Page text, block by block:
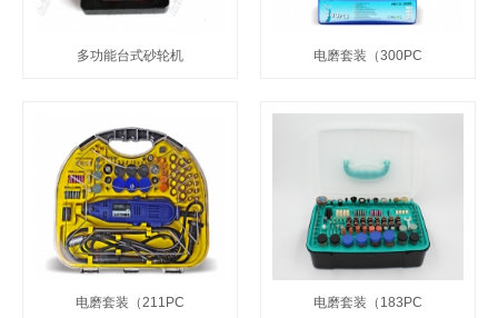
多功能台式砂轮机 电磨套装（300PC
电磨套装（211PC 电磨套装（183PC